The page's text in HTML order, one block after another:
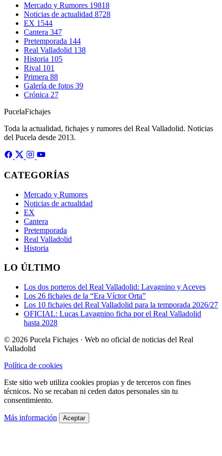
Mercado y Rumores 19818
Noticias de actualidad 8728
EX 1544
Cantera 347
Pretemporada 144
Real Valladolid 138
Historia 105
Rival 101
Primera 88
Galería de fotos 39
Crónica 27
PucelaFichajes
Toda la actualidad, fichajes y rumores del Real Valladolid. Noticias
del Pucela desde 2013.
CATEGORÍAS
Mercado y Rumores
Noticias de actualidad
EX
Cantera
Pretemporada
Real Valladolid
Historia
LO ÚLTIMO
Los dos porteros del Real Valladolid: Lavagnino y Aceves
Los 26 fichajes de la “Era Víctor Orta”
Los 10 fichajes del Real Valladolid para la temporada 2026/27
OFICIAL: Lucas Lavagnino ficha por el Real Valladolid
hasta 2028
© 2026 Pucela Fichajes · Web no oficial de noticias del Real
Valladolid
Política de cookies
Este sitio web utiliza cookies propias y de terceros con fines
técnicos. No se recaban ni ceden datos personales sin tu
consentimiento.
Más información Aceptar